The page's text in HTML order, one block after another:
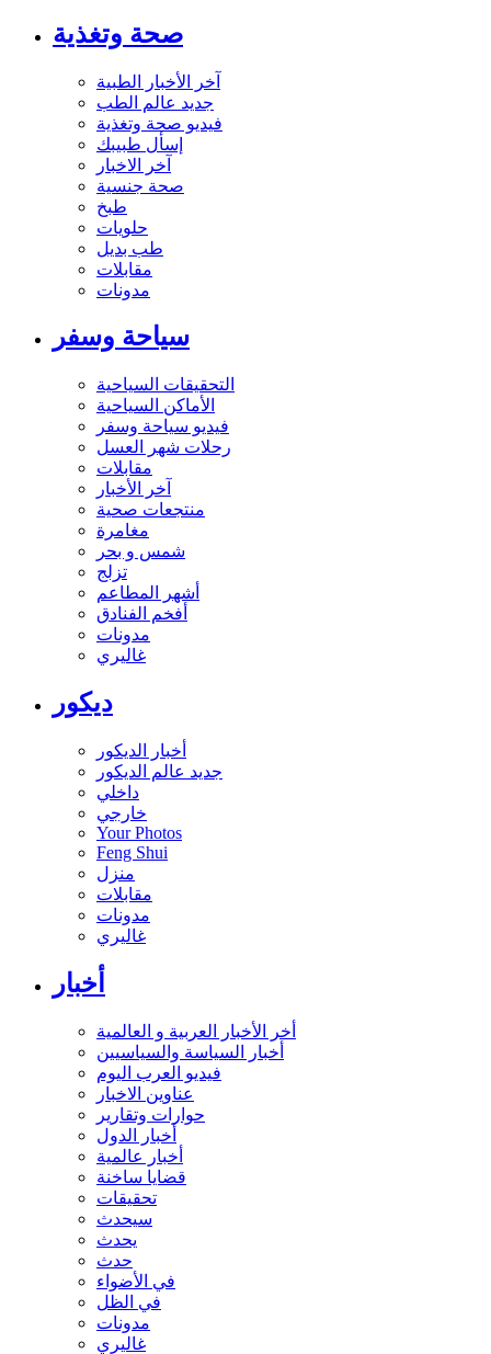
صحة وتغذية
آخر الأخبار الطبية
جديد عالم الطب
فيديو صحة وتغذية
إسأل طبيبك
آخر الاخبار
صحة جنسية
طبخ
حلويات
طب بديل
مقابلات
مدونات
سياحة وسفر
التحقيقات السياحية
الأماكن السياحية
فيديو سياحة وسفر
رحلات شهر العسل
مقابلات
آخر الأخبار
منتجعات صحية
مغامرة
شمس و بحر
تزلج
أشهر المطاعم
أفخم الفنادق
مدونات
غاليري
ديكور
أخبار الديكور
جديد عالم الديكور
داخلي
خارجي
Your Photos
Feng Shui
منزل
مقابلات
مدونات
غاليري
أخبار
أخر الأخبار العربية و العالمية
أخبار السياسة والسياسيين
فيديو العرب اليوم
عناوين الاخبار
حوارات وتقارير
أخبار الدول
أخبار عالمية
قضايا ساخنة
تحقيقات
سيحدث
يحدث
حدث
في الأضواء
في الظل
مدونات
غاليري